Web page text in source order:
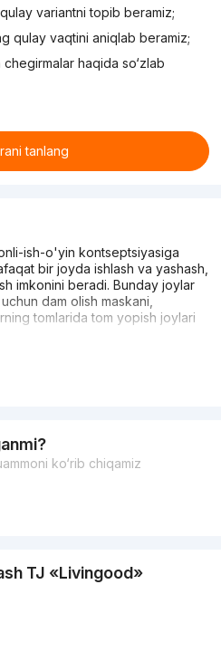
variantni topib beramiz;
qulay vaqtini aniqlab beramiz;
haqida so‘zlab
tanlang
ish-o'yin kontseptsiyasiga
bir joyda ishlash va yashash,
imkonini beradi. Bunday joylar
dam olish maskani,
tomlarida tom yopish joylari
ko‘rib chiqamiz
TJ «Livingood»